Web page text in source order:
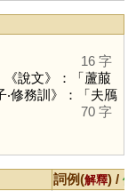
16 字
《說文》：「蘆菔
修務訓》：「夫鴈
70 字
詞例(解釋) /